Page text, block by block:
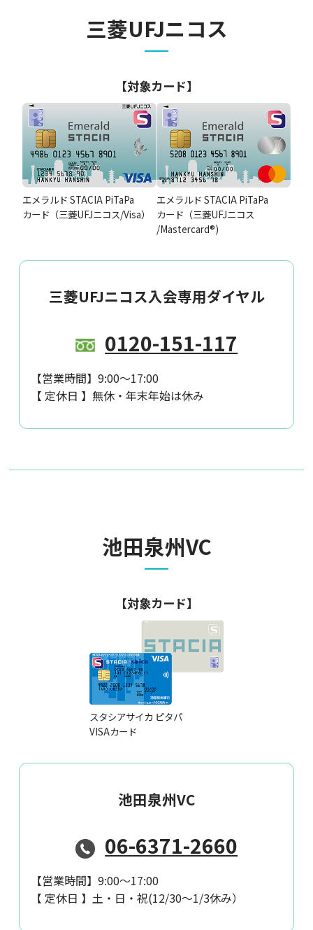
三菱UFJニコス
【対象カード】
エメラルド STACIA PiTaPa
カード （三菱UFJニコス/Visa）
エメラルド STACIA PiTaPa
カード （三菱UFJニコス
/Mastercard®)
三菱UFJニコス入会専用ダイヤル
0120-151-117
【営業時間】 9:00～17:00
【 定休日 】 無休・年末年始は休み
池田泉州VC
【対象カード】
スタシアサイカ ピタパ
VISAカード
池田泉州VC
06-6371-2660
【営業時間】 9:00～17:00
【 定休日 】 土・日・祝(12/30～1/3休み）